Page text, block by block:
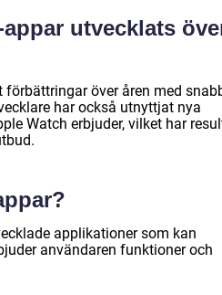
utvecklats
över åren med
har också utnyttjat nya
Watch erbjuder, vilket har
applikationer som kan
användaren funktioner och